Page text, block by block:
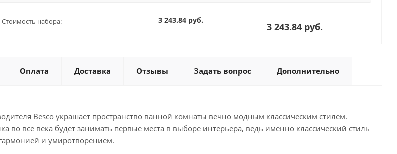
Стоимость набора: 3 243.84 руб.
3 243.84 руб.
Оплата Доставка Отзывы Задать вопрос Дополнительно
Besco украшает пространство ванной комнаты вечно модным классическим стилем.
во все века будет занимать первые места в выборе интерьера, ведь именно классический стиль
и умиротворением.